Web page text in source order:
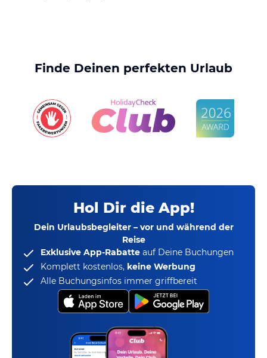
Finde Deinen perfekten Urlaub
Hol Dir die App!
Dein Urlaubsbegleiter – vor und während der
Reise
Exklusive App-Rabatte auf Deine Buchungen
Komplett kostenlos, keine Werbung
Alle Buchungsinfos immer griffbereit